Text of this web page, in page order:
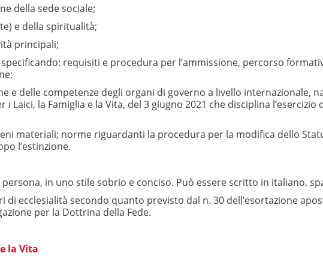
della sede sociale;
e della spiritualità;
principali;
requisiti e procedura per l’ammissione, percorso
competenze degli organi di governo a livello internazionale,
Laici, la Famiglia e la Vita, del 3 giugno 2021 che disciplina
materiali; norme riguardanti la procedura per la modifica dello
l’estinzione.
in uno stile sobrio e conciso. Può essere scritto in italiano,
ecclesialità secondo quanto previsto dal n. 30 dell’esortazione
per la Dottrina della Fede.
la Vita